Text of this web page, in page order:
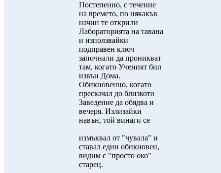
Постепенно, с течение
на времето, по някакъв
начин те открили
Лабораторията на тавана
и използвайки
подправен ключ
започнали да проникват
там, когато Ученият бил
извън Дома.
Обикновенно, когато
прескачал до близкото
Заведение да обядва и
вечеря. Излизайки
навън, той винаги се
измъквал от "чувала" и
ставал един обикновен,
видим с "просто око"
старец.